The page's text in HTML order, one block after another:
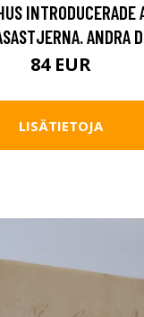
INTRODUCERADE
ANDRA
84 EUR
LISÄTIETOJA